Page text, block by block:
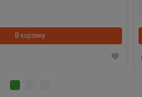
В корзинкеВ корзину